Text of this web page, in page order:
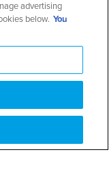
reservados
advertising
below. You